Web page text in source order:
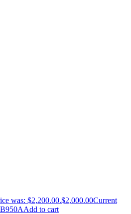
was: $2,200.00.$2,000.00Current
Add to cart